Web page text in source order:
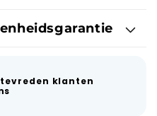
tevreden klanten